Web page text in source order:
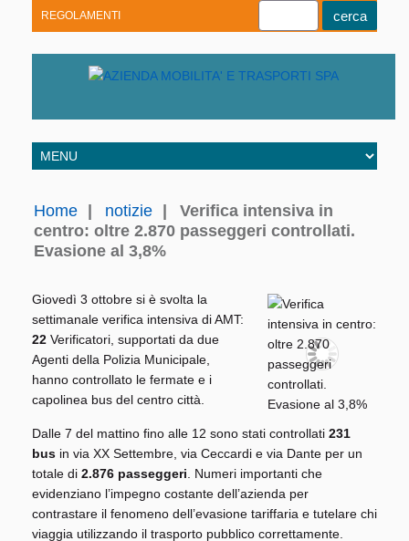
REGOLAMENTI
Home notizie
Verifica intensiva in
centro: oltre 2.870 passeggeri controllati.
Evasione al 3,8%
Giovedì 3 ottobre si è svolta la
settimanale verifica intensiva di AMT:
22 Verificatori, supportati da due
Agenti della Polizia Municipale,
hanno controllato le fermate e i
capolinea bus del centro città.
Dalle 7 del mattino fino alle 12 sono stati controllati 231
bus in via XX Settembre, via Ceccardi e via Dante per un
totale di 2.876 passeggeri. Numeri importanti che
evidenziano l’impegno costante dell’azienda per
contrastare il fenomeno dell’evasione tariffaria e tutelare chi
viaggia utilizzando il trasporto pubblico correttamente.